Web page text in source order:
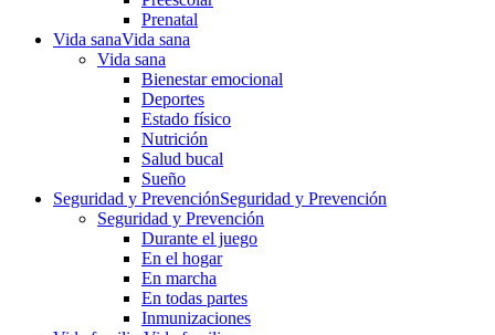
Prenatal
Vida sanaVida sana
Vida sana
Bienestar emocional
Deportes
Estado físico
Nutrición
Salud bucal
Sueño
Seguridad y PrevenciónSeguridad y Prevención
Seguridad y Prevención
Durante el juego
En el hogar
En marcha
En todas partes
Inmunizaciones